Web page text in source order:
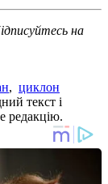
на
, циклон
текст і
редакцію.